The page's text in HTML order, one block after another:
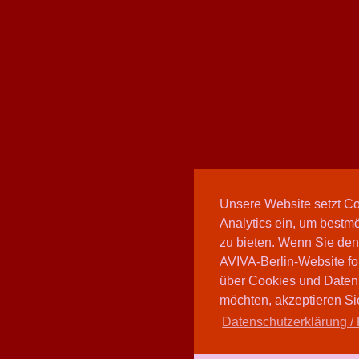
Unsere Website setzt
Analytics ein, um
zu bieten. Wenn Sie
AVIVA-Berlin-Website
über Cookies und
möchten, akzeptieren
Datenschutzerklärung /